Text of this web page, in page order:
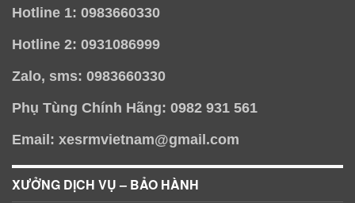
Hotline 1: 0983660330
Hotline 2: 0931086999
Zalo, sms: 0983660330
Phụ Tùng Chính Hãng: 0982 931 561
Email: xesrmvietnam@gmail.com
XƯỞNG DỊCH VỤ – BẢO HÀNH